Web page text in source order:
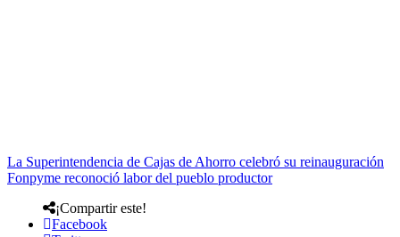
La Superintendencia de Cajas de Ahorro celebró su reinauguración
Fonpyme reconoció labor del pueblo productor
¡Compartir este!
Facebook